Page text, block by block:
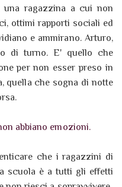
ragazzina a cui non
ottimi rapporti sociali ed
e ammirano. Arturo,
di turno. E' quello che
per non esser preso in
quella che sogna di notte
abbiano emozioni.
che i ragazzini di
scuola è a tutti gli effetti